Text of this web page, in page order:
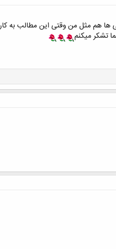
ها هم مثل من وقتی این مطالب به
تشکر میکنم